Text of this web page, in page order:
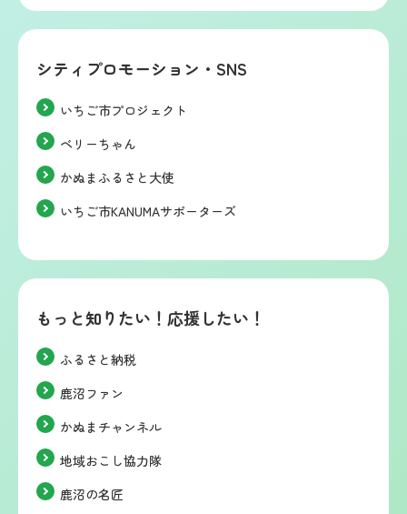
シティプロモーション・SNS
いちご市プロジェクト
ベリーちゃん
かぬまふるさと大使
いちご市KANUMAサポーターズ
もっと知りたい！応援したい！
ふるさと納税
鹿沼ファン
かぬまチャンネル
地域おこし協力隊
鹿沼の名匠